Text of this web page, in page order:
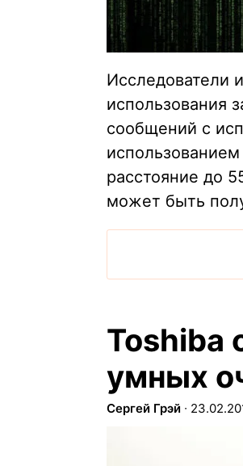
Исследователи
использования
сообщений с
расстояние до
может быть
Toshiba
умных
Сергей Грэй ∙